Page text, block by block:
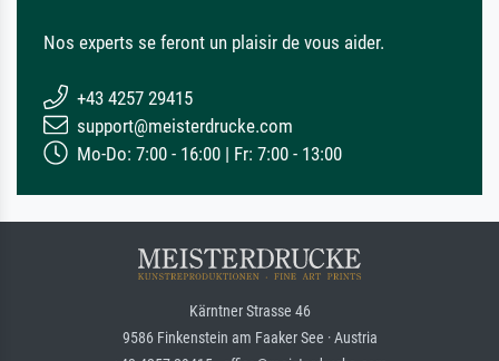
Nos experts se feront un plaisir de vous aider.
+43 4257 29415
support@meisterdrucke.com
Mo-Do: 7:00 - 16:00 | Fr: 7:00 - 13:00
Kärntner Strasse 46
9586 Finkenstein am Faaker See · Austria